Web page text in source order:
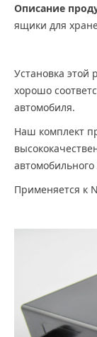
Описание
ящики для
Установка
хорошо
автомобиля.
Наш комплект
автомобильного
Применяется к